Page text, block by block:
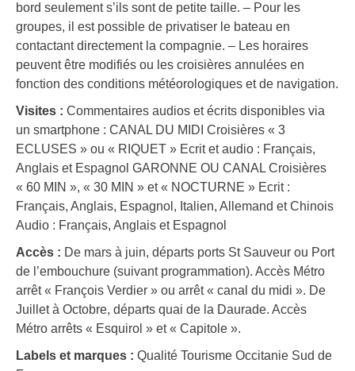
bord seulement s’ils sont de petite taille. – Pour les
groupes, il est possible de privatiser le bateau en
contactant directement la compagnie. – Les horaires
peuvent être modifiés ou les croisières annulées en
fonction des conditions météorologiques et de navigation.
Visites : Commentaires audios et écrits disponibles via
un smartphone : CANAL DU MIDI Croisières « 3
ECLUSES » ou « RIQUET » Ecrit et audio : Français,
Anglais et Espagnol GARONNE OU CANAL Croisières
« 60 MIN », « 30 MIN » et « NOCTURNE » Ecrit :
Français, Anglais, Espagnol, Italien, Allemand et Chinois
Audio : Français, Anglais et Espagnol
Accès : De mars à juin, départs ports St Sauveur ou Port
de l’embouchure (suivant programmation). Accès Métro
arrêt « François Verdier » ou arrêt « canal du midi ». De
Juillet à Octobre, départs quai de la Daurade. Accès
Métro arrêts « Esquirol » et « Capitole ».
Labels et marques : Qualité Tourisme Occitanie Sud de